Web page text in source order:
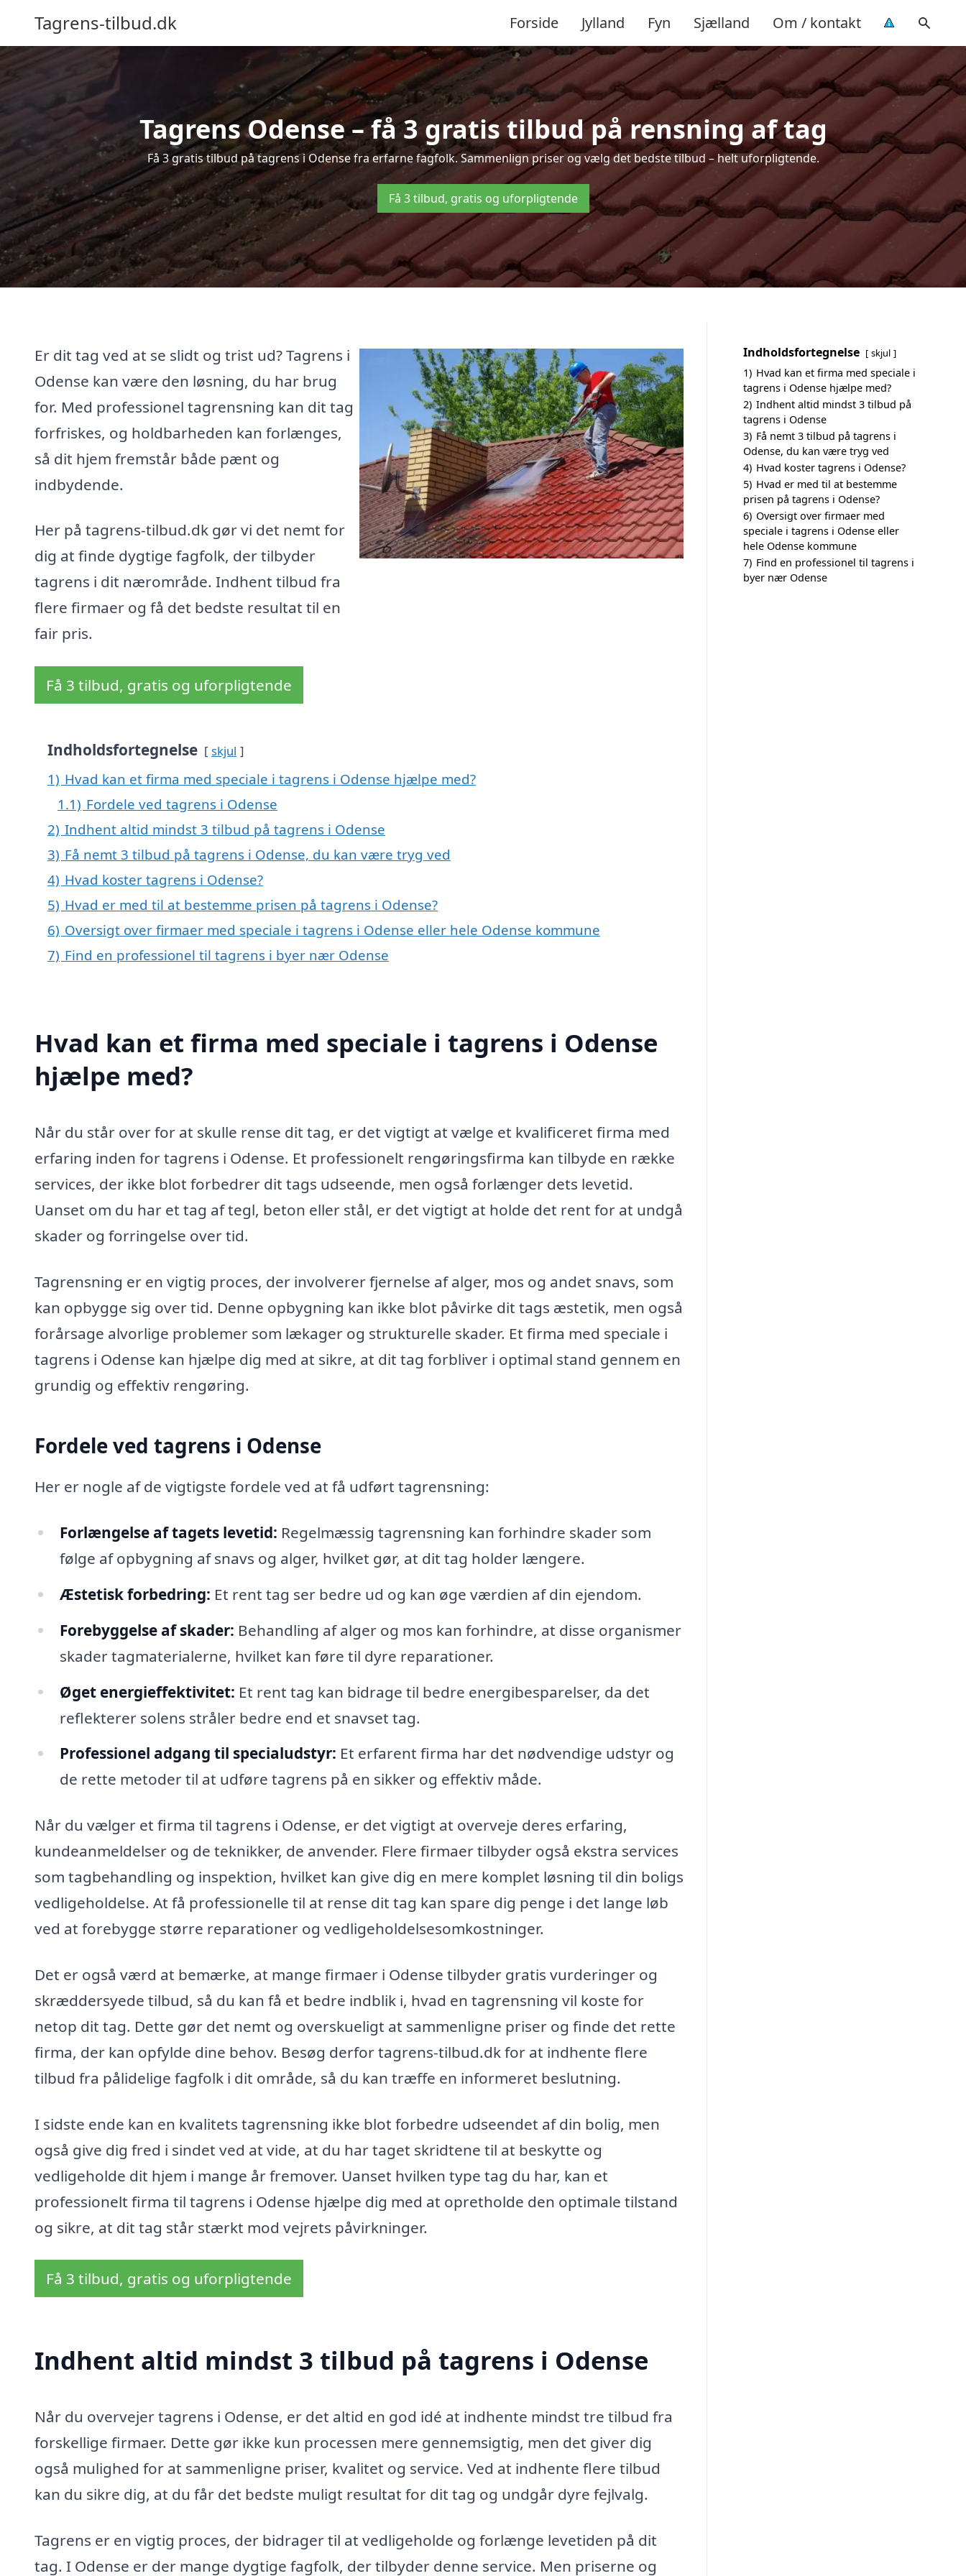
Tagrens-tilbud.dk Forside Jylland Fyn Sjælland Om / kontakt
Tagrens Odense – få 3 gratis tilbud på rensning af tag
Få 3 gratis tilbud på tagrens i Odense fra erfarne fagfolk. Sammenlign priser og vælg det bedste tilbud – helt uforpligtende.
Få 3 tilbud, gratis og uforpligtende
Er dit tag ved at se slidt og trist ud? Tagrens i
Odense kan være den løsning, du har brug
for. Med professionel tagrensning kan dit tag
forfriskes, og holdbarheden kan forlænges,
så dit hjem fremstår både pænt og
indbydende.
Her på tagrens-tilbud.dk gør vi det nemt for
dig at finde dygtige fagfolk, der tilbyder
tagrens i dit nærområde. Indhent tilbud fra
flere firmaer og få det bedste resultat til en
fair pris.
Få 3 tilbud, gratis og uforpligtende
Indholdsfortegnelse skjul
1) Hvad kan et firma med speciale i tagrens i Odense hjælpe med?
1.1) Fordele ved tagrens i Odense
2) Indhent altid mindst 3 tilbud på tagrens i Odense
3) Få nemt 3 tilbud på tagrens i Odense, du kan være tryg ved
4) Hvad koster tagrens i Odense?
5) Hvad er med til at bestemme prisen på tagrens i Odense?
6) Oversigt over firmaer med speciale i tagrens i Odense eller hele Odense kommune
7) Find en professionel til tagrens i byer nær Odense
Hvad kan et firma med speciale i tagrens i Odense
hjælpe med?
Når du står over for at skulle rense dit tag, er det vigtigt at vælge et kvalificeret firma med
erfaring inden for tagrens i Odense. Et professionelt rengøringsfirma kan tilbyde en række
services, der ikke blot forbedrer dit tags udseende, men også forlænger dets levetid.
Uanset om du har et tag af tegl, beton eller stål, er det vigtigt at holde det rent for at undgå
skader og forringelse over tid.
Tagrensning er en vigtig proces, der involverer fjernelse af alger, mos og andet snavs, som
kan opbygge sig over tid. Denne opbygning kan ikke blot påvirke dit tags æstetik, men også
forårsage alvorlige problemer som lækager og strukturelle skader. Et firma med speciale i
tagrens i Odense kan hjælpe dig med at sikre, at dit tag forbliver i optimal stand gennem en
grundig og effektiv rengøring.
Fordele ved tagrens i Odense
Her er nogle af de vigtigste fordele ved at få udført tagrensning:
Forlængelse af tagets levetid: Regelmæssig tagrensning kan forhindre skader som
følge af opbygning af snavs og alger, hvilket gør, at dit tag holder længere.
Æstetisk forbedring: Et rent tag ser bedre ud og kan øge værdien af din ejendom.
Forebyggelse af skader: Behandling af alger og mos kan forhindre, at disse organismer
skader tagmaterialerne, hvilket kan føre til dyre reparationer.
Øget energieffektivitet: Et rent tag kan bidrage til bedre energibesparelser, da det
reflekterer solens stråler bedre end et snavset tag.
Professionel adgang til specialudstyr: Et erfarent firma har det nødvendige udstyr og
de rette metoder til at udføre tagrens på en sikker og effektiv måde.
Når du vælger et firma til tagrens i Odense, er det vigtigt at overveje deres erfaring,
kundeanmeldelser og de teknikker, de anvender. Flere firmaer tilbyder også ekstra services
som tagbehandling og inspektion, hvilket kan give dig en mere komplet løsning til din boligs
vedligeholdelse. At få professionelle til at rense dit tag kan spare dig penge i det lange løb
ved at forebygge større reparationer og vedligeholdelsesomkostninger.
Det er også værd at bemærke, at mange firmaer i Odense tilbyder gratis vurderinger og
skræddersyede tilbud, så du kan få et bedre indblik i, hvad en tagrensning vil koste for
netop dit tag. Dette gør det nemt og overskueligt at sammenligne priser og finde det rette
firma, der kan opfylde dine behov. Besøg derfor tagrens-tilbud.dk for at indhente flere
tilbud fra pålidelige fagfolk i dit område, så du kan træffe en informeret beslutning.
I sidste ende kan en kvalitets tagrensning ikke blot forbedre udseendet af din bolig, men
også give dig fred i sindet ved at vide, at du har taget skridtene til at beskytte og
vedligeholde dit hjem i mange år fremover. Uanset hvilken type tag du har, kan et
professionelt firma til tagrens i Odense hjælpe dig med at opretholde den optimale tilstand
og sikre, at dit tag står stærkt mod vejrets påvirkninger.
Få 3 tilbud, gratis og uforpligtende
Indhent altid mindst 3 tilbud på tagrens i Odense
Når du overvejer tagrens i Odense, er det altid en god idé at indhente mindst tre tilbud fra
forskellige firmaer. Dette gør ikke kun processen mere gennemsigtig, men det giver dig
også mulighed for at sammenligne priser, kvalitet og service. Ved at indhente flere tilbud
kan du sikre dig, at du får det bedste muligt resultat for dit tag og undgår dyre fejlvalg.
Tagrens er en vigtig proces, der bidrager til at vedligeholde og forlænge levetiden på dit
tag. I Odense er der mange dygtige fagfolk, der tilbyder denne service. Men priserne og
Indholdsfortegnelse skjul
1) Hvad kan et firma med speciale i
tagrens i Odense hjælpe med?
2) Indhent altid mindst 3 tilbud på
tagrens i Odense
3) Få nemt 3 tilbud på tagrens i
Odense, du kan være tryg ved
4) Hvad koster tagrens i Odense?
5) Hvad er med til at bestemme
prisen på tagrens i Odense?
6) Oversigt over firmaer med
speciale i tagrens i Odense eller
hele Odense kommune
7) Find en professionel til tagrens i
byer nær Odense